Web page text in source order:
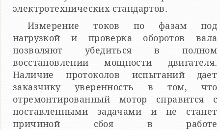
электротехнических стандартов.
Измерение токов по фазам под
нагрузкой и проверка оборотов вала
позволяют убедиться в полном
восстановлении мощности двигателя.
Наличие протоколов испытаний дает
заказчику уверенность в том, что
отремонтированный мотор справится с
поставленными задачами и не станет
причиной сбоя в работе